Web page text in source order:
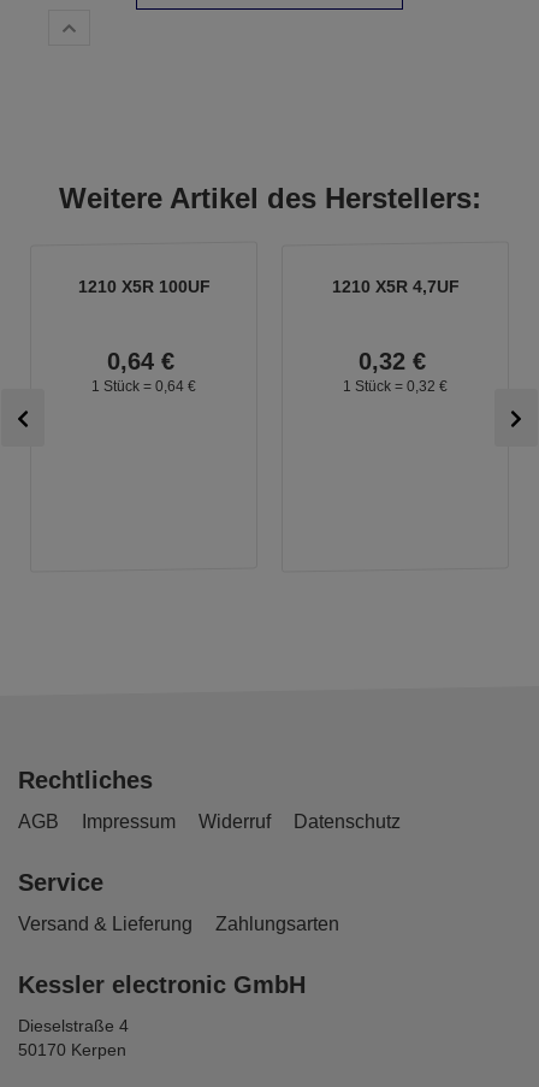
Weitere Artikel des Herstellers:
1210 X5R 100UF
0,64 €
1 Stück = 0, 64 €
1210 X5R 4,7UF
0,32 €
1 Stück = 0, 32 €
Rechtliches
AGB Impressum Widerruf Datenschutz
Service
Versand & Lieferung Zahlungsarten
Kessler electronic GmbH
Dieselstraße 4
50170 Kerpen